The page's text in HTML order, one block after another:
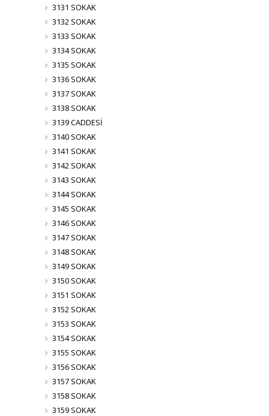
3131 SOKAK
3132 SOKAK
3133 SOKAK
3134 SOKAK
3135 SOKAK
3136 SOKAK
3137 SOKAK
3138 SOKAK
3139 CADDESİ
3140 SOKAK
3141 SOKAK
3142 SOKAK
3143 SOKAK
3144 SOKAK
3145 SOKAK
3146 SOKAK
3147 SOKAK
3148 SOKAK
3149 SOKAK
3150 SOKAK
3151 SOKAK
3152 SOKAK
3153 SOKAK
3154 SOKAK
3155 SOKAK
3156 SOKAK
3157 SOKAK
3158 SOKAK
3159 SOKAK